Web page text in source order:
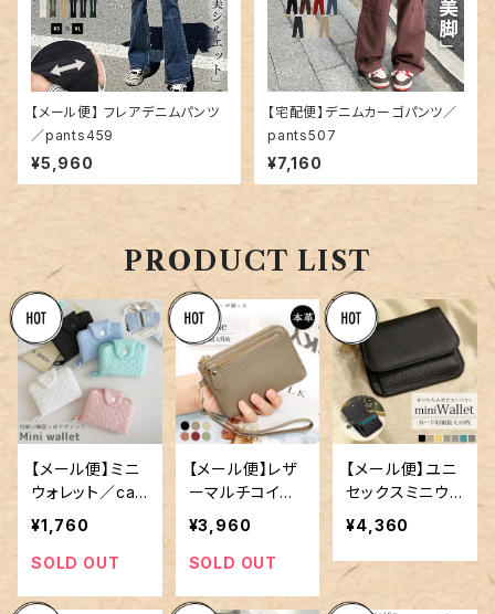
【メール便】 フレアデニムパンツ
／pants459
¥5,960
【宅配便】デニムカーゴパンツ／
pants507
¥7,160
PRODUCT LIST
【メール便】ミニ
ウォレット／car
d143
¥1,760
SOLD OUT
【メール便】レザ
ーマルチコイン
ケース／card14
¥3,960
SOLD OUT
【メール便】ユニ
セックスミニウォ
レット／card13
¥4,360